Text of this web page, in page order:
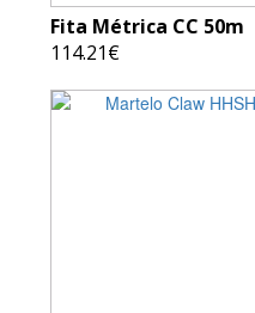
Fita Métrica CC 50m
114.21€